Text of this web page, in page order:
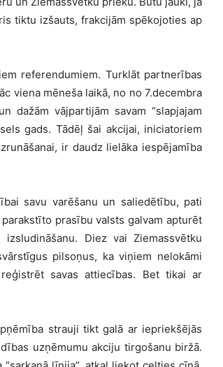
tiktu izšauts, frakcijām spēkojoties ap
referendumiem. Turklāt partnerības
viena mēneša laikā, no no 7.decembra
dažām vājpartijām savam “slapjajam
gads. Tādēļ šai akcijai, iniciatoriem
ir daudz lielāka iespējamība
savu varēšanu un saliedētību, pati
prasību valsts galvam apturēt
Diez vai Ziemassvētku
pilsoņus, ka viņiem nelokāmi
savas attiecības. Bet tikai ar
strauji tikt galā ar iepriekšējās
uzņēmumu akciju tirgošanu biržā.